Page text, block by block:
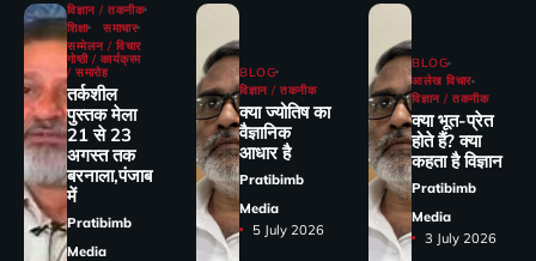
विज्ञान / तकनीक
शिक्षा
समाचार
सम्मेलन / विचार
गोष्ठी / कार्यक्रम
/ समारोह
तर्कशील
पुस्तक मेला
21 से 23
अगस्त तक
बरनाला,पंजाब
में
Pratibimb
Media
BLOG
विज्ञान / तकनीक
क्या ज्योतिष का
वैज्ञानिक
आधार है
Pratibimb
Media
5 July 2026
BLOG
आलेख विचार
विज्ञान / तकनीक
क्या भूत-प्रेत
होते हैं? क्या
कहता है विज्ञान
Pratibimb
Media
3 July 2026